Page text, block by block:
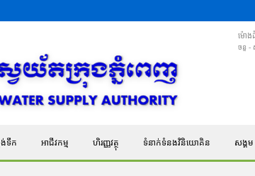
ម៉ោងដំ
ចន្ទ
ង់ទឹក អាជីវកម្ម ហិរញ្ញវត្ថុ ទំនាក់ទំនងវិនិយោគិន សង្គម